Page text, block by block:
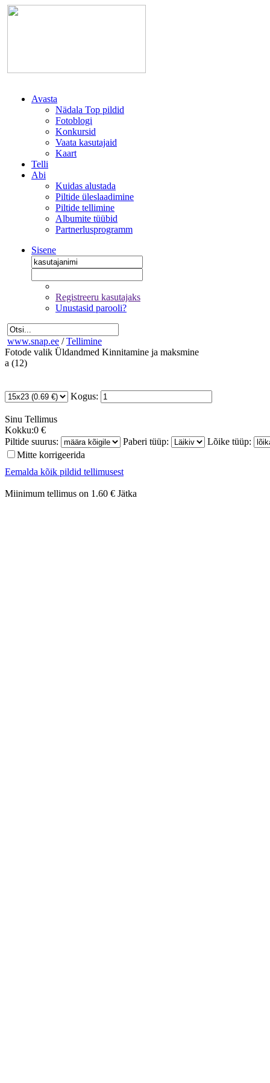
Avasta
Nädala Top pildid
Fotoblogi
Konkursid
Vaata kasutajaid
Kaart
Telli
Abi
Kuidas alustada
Piltide üleslaadimine
Piltide tellimine
Albumite tüübid
Partnerlusprogramm
Sisene
Registreeru kasutajaks
Unustasid parooli?
www.snap.ee / Tellimine
Fotode valik Üldandmed Kinnitamine ja maksmine
a (12)
Kogus:
Sinu Tellimus
Kokku:0 €
Piltide suurus:
Paberi tüüp:
Lõike tüüp:
Mitte korrigeerida
Eemalda kõik pildid tellimusest
Miinimum tellimus on 1.60 € Jätka